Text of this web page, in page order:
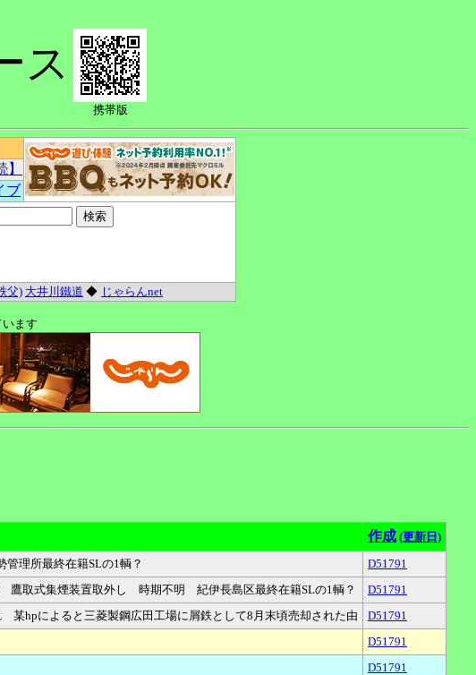
ス
携帯版
】
ブ
父) 大井川鐵道 ◆ じゃらんnet
ます
作成 (更新日)
理所最終在籍SLの1輌？
D51791
取式集煙装置取外し 時期不明 紀伊長島区最終在籍SLの1輌？
D51791
hpによると三菱製鋼広田工場に屑鉄として8月末頃売却された由
D51791
D51791
D51791